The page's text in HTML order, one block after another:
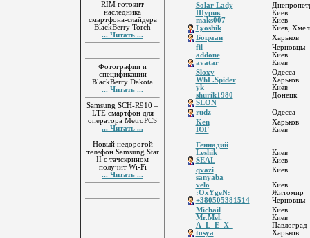
RIM готовит
наследника
смартфона-слайдера
BlackBerry Torch
... Читать ...
Фотографии и
спецификации
BlackBerry Dakota
... Читать ...
Samsung SCH-R910 –
LTE смартфон для
оператора MetroPCS
... Читать ...
Новый недорогой
телефон Samsung Star
II с тачскрином
получит Wi-Fi
... Читать ...
Solar Lady
Шурик
Киев
maks007
Киев
Lyoshik
Киев,
Боцман
Харьков
fil
Черновцы
addone
Киев
avatar
Киев
Sloxy
Одесса
WhL.Spider
Харьков
yk
Киев
shurik1980
Донецк
SLON
rudz
Одесса
Ken
Харьков
ЮГ
Киев
Геннадий
Leshik
Киев
SEAL
Киев
qvazi
Киев
sanyaba
velo
Киев
:OxYgeN:
Житомир
+380505381514
Черновцы
Michail
Киев
Mr.Mel.
Киев
A_L_E_X_
Павлоград
tosya
Харьков